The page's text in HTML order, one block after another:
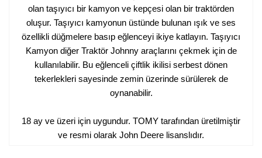
olan taşıyıcı bir kamyon ve kepçesi olan bir traktörden
oluşur. Taşıyıcı kamyonun üstünde bulunan ışık ve ses
özellikli düğmelere basıp eğlenceyi ikiye katlayın. Taşıyıcı
Kamyon diğer Traktör Johnny araçlarını çekmek için de
kullanılabilir. Bu eğlenceli çiftlik ikilisi serbest dönen
tekerlekleri sayesinde zemin üzerinde sürülerek de
oynanabilir.
18 ay ve üzeri için uygundur. TOMY tarafından üretilmiştir
ve resmi olarak John Deere lisanslıdır.